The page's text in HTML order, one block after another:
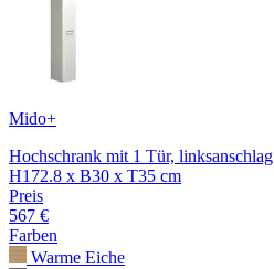
Mido+
Hochschrank mit 1 Tür, linksanschlag
H172.8 x B30 x T35 cm
Preis
567 €
Farben
Warme Eiche